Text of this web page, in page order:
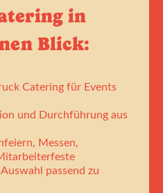
in
Blick:
Catering für Events
und Durchführung aus
Messen,
passend zu